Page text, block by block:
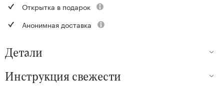
Открытка в подарок
Анонимная доставка
Детали
Инструкция свежести